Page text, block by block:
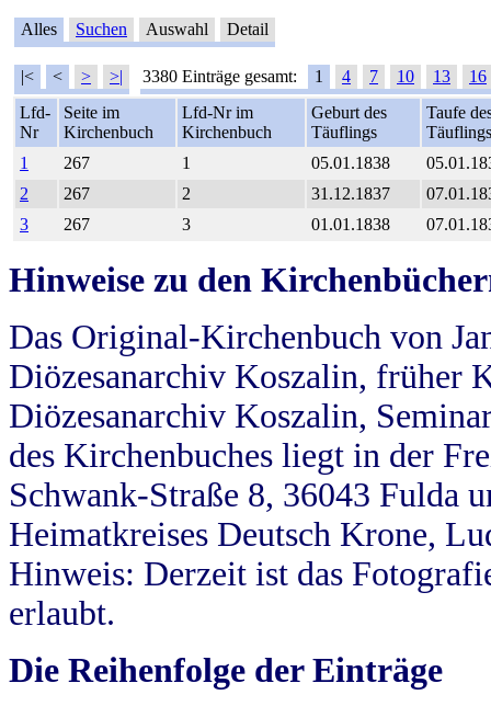
Alles Suchen Auswahl Detail
|< < > >| 3380 Einträge gesamt: 1 4 7 10 13
16
Lfd-
Nr
Seite im
Kirchenbuch
Lfd-Nr im
Kirchenbuch
Geburt des
Täuflings
Taufe
Täuflings
1
267 1 05.01.1838
2
267 2 31.12.1837
3
267 3 01.01.1838
Hinweise zu den
Das Original-Kirchenbuch von
Diözesanarchiv Koszalin, früher
Diözesanarchiv Koszalin,
des Kirchenbuches liegt in der
Schwank-Straße 8, 36043 Fulda
Heimatkreises Deutsch Krone,
Hinweis: Derzeit ist das
erlaubt.
Die Reihenfolge der Einträge